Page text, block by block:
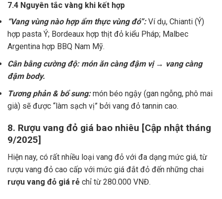
7.4 Nguyên tắc vàng khi kết hợp
“Vang vùng nào hợp ẩm thực vùng đó”:Ví dụ, Chianti (Ý)
hợp pasta Ý; Bordeaux hợp thịt đỏ kiểu Pháp; Malbec
Argentina hợp BBQ Nam Mỹ.
Cân bằng cường độ: món ăn càng đậm vị → vang càng
đậm body.
Tương phản & bổ sung:món béo ngậy (gan ngỗng, phô mai
già) sẽ được “làm sạch vị” bởi vang đỏ tannin cao.
8. Rượu vang đỏ giá bao nhiêu [Cập nhật tháng
9/2025]
Hiện nay, có rất nhiều loại vang đỏ với đa dạng mức giá, từ
rượu vang đỏ cao cấp với mức giá đắt đỏ đến những chai
rượu vang đỏ giá rẻ chỉ từ 280.000 VNĐ.